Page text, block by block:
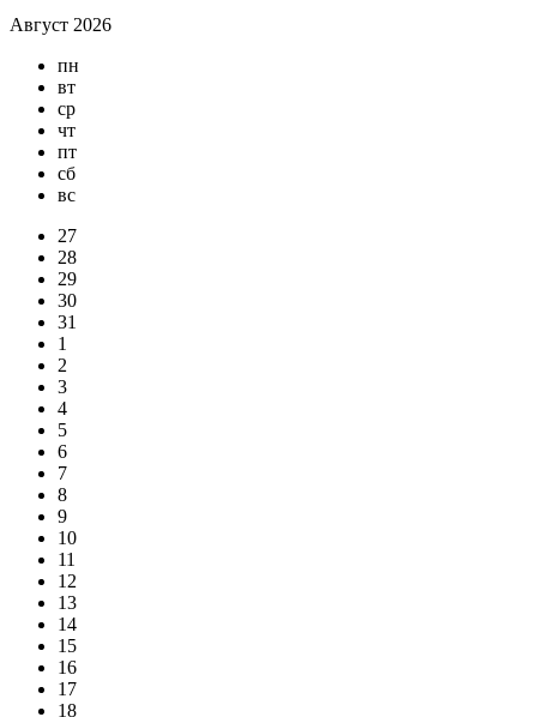
Август 2026
пн
вт
ср
чт
пт
сб
вс
27
28
29
30
31
1
2
3
4
5
6
7
8
9
10
11
12
13
14
15
16
17
18